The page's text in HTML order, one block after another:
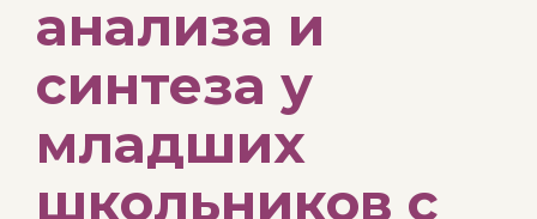
анализа и
синтеза у
младших
школьников с